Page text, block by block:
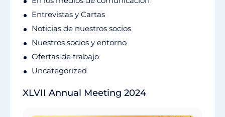
Entrevistas y Cartas
Noticias de nuestros socios
Nuestros socios y entorno
Ofertas de trabajo
Uncategorized
XLVII Annual Meeting 2024